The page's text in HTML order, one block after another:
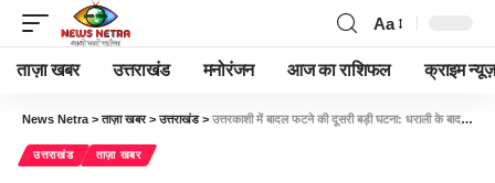
Aa
ताज़ा खबर उत्तराखंड मनोरंजन आज का राशिफल क्राइम न्यूज़
News Netra >ताज़ा खबर>उत्तराखंड> उत्तरकाशी में बादल फटने की दूसरी बड़ी घटना: धराली के बाद अवाना क्षेत्र में फटा बादल, गंगा ने धारण किया रौद्र रूप-Newsnetra
उत्तराखंड ताज़ा खबर